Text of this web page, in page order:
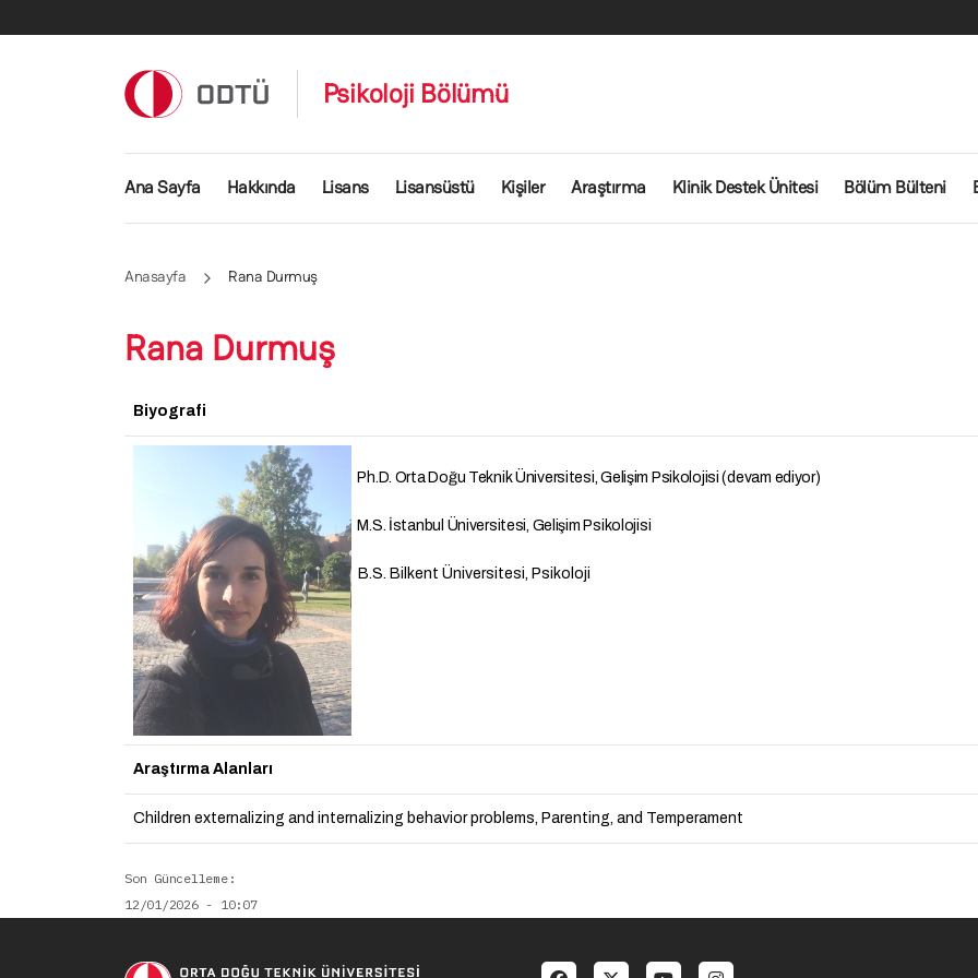
Psikoloji Bölümü
Ana gezinti menüsü
Ana Sayfa Hakkında Lisans Lisansüstü Kişiler Araştırma Klinik Destek Ünitesi Bölüm Bülteni
Anasayfa Rana Durmuş
Rana Durmuş
Biyografi
Ph.D. Orta Doğu Teknik Üniversitesi, Gelişim Psikolojisi (devam ediyor)
M.S. İstanbul Üniversitesi, Gelişim Psikolojisi
B.S. Bilkent Üniversitesi, Psikoloji
Araştırma Alanları
Children externalizing and internalizing behavior problems, Parenting, and Temperament
Son Güncelleme
12/01/2026 - 10:07